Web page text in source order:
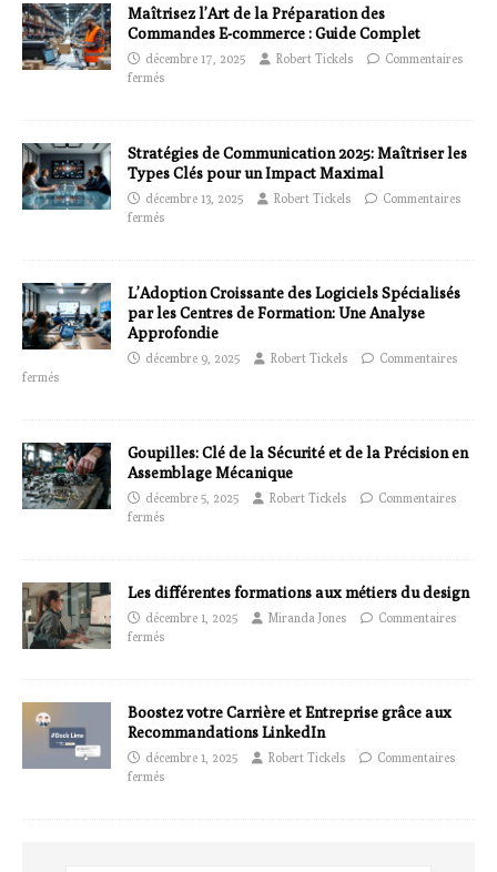
Maîtrisez l’Art de la Préparation des
Commandes E-commerce : Guide Complet
décembre 17, 2025 Robert Tickels
Commentaires
fermés
Stratégies de Communication 2025: Maîtriser les
Types Clés pour un Impact Maximal
décembre 13, 2025 Robert Tickels
Commentaires
fermés
L’Adoption Croissante des Logiciels Spécialisés
par les Centres de Formation: Une Analyse
Approfondie
décembre 9, 2025 Robert Tickels
Commentaires
fermés
Goupilles: Clé de la Sécurité et de la Précision en
Assemblage Mécanique
décembre 5, 2025 Robert Tickels
Commentaires
fermés
Les différentes formations aux métiers du design
décembre 1, 2025 Miranda Jones
Commentaires
fermés
Boostez votre Carrière et Entreprise grâce aux
Recommandations LinkedIn
décembre 1, 2025 Robert Tickels
Commentaires
fermés